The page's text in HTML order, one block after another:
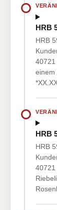
HRB
HRB
40721
einem
HRB
HRB
40721